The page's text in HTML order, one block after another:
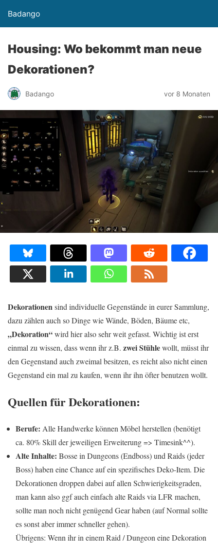
Badango
Housing: Wo bekommt man neue
Dekorationen?
Badango vor 8 Monaten
Dekorationensind individuelle Gegenstände in eurer Sammlung,
dazu zählen auch so Dinge wie Wände, Böden, Bäume etc,
„Dekoration“wird hier also sehr weit gefasst. Wichtig ist erst
einmal zu wissen, dass wenn ihr z.B. zwei Stühlewollt, müsst ihr
den Gegenstand auch zweimal besitzen, es reicht also nicht einen
Gegenstand ein mal zu kaufen, wenn ihr ihn öfter benutzen wollt.
Quellen für Dekorationen:
Berufe: Alle Handwerke können Möbel herstellen (benötigt
ca. 80% Skill der jeweiligen Erweiterung => Timesink^^).
Alte Inhalte: Bosse in Dungeons (Endboss) und Raids (jeder
Boss) haben eine Chance auf ein spezifisches Deko-Item. Die
Dekorationen droppen dabei auf allen Schwierigkeitsgraden,
man kann also ggf auch einfach alte Raids via LFR machen,
sollte man noch nicht genügend Gear haben (auf Normal sollte
es sonst aber immer schneller gehen).
Übrigens: Wenn ihr in einem Raid / Dungeon eine Dekoration